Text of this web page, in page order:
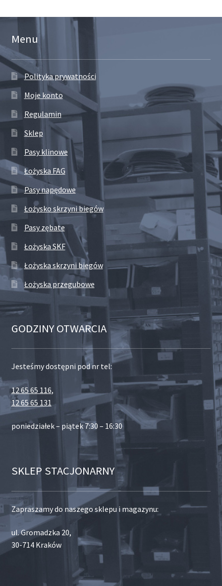
Menu
Polityka prywatności
Moje konto
Regulamin
Sklep
Pasy klinowe
Łożyska FAG
Pasy napędowe
Łożysko skrzyni biegów
Pasy zębate
Łożyska SKF
Łożyska skrzyni biegów
Łożyska przegubowe
GODZINY OTWARCIA
Jesteśmy dostępni pod nr tel:
12 65 65 116,
12 65 65 131
poniedziałek – piątek 7:30 – 16:30
SKLEP STACJONARNY
Zapraszamy do naszego sklepu i magazynu:
ul. Gromadzka 20,
30-714 Kraków